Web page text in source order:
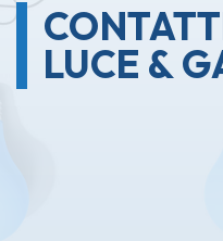
LUCE &